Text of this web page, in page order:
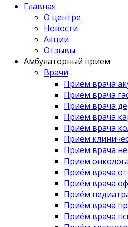
Главная
О центре
Новости
Акции
Отзывы
Амбулаторный прием
Врачи
Приём врача
Приём врача
Приём врача
Приём врача
Приём врача
Приём
Приём врача
Прием
Приём врача
Приём врача
Приём
Приём врача
Приём врача